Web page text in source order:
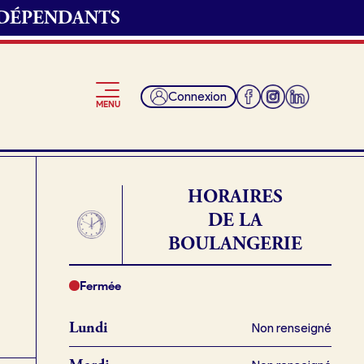
MENU Connexion
Je suis fournisseur
HORAIRES
DE LA
BOULANGERIE
Fermée
Lundi Non renseigné
du